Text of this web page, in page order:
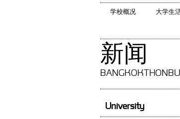
学校概况 大学生
新闻
University